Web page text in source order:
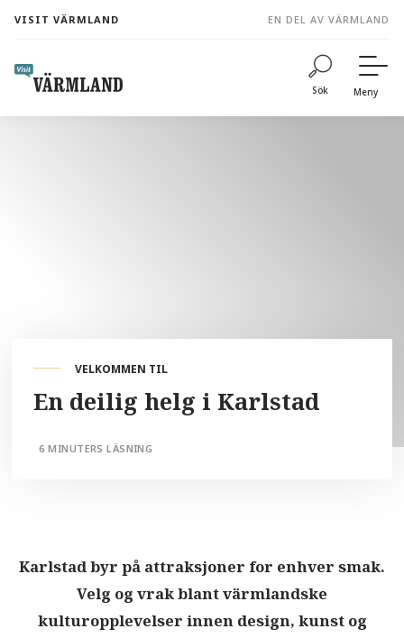
content
VISIT VÄRMLAND EN DEL AV VÄRMLAND
Sök Meny
VELKOMMEN TIL
En deilig helg i Karlstad
6 MINUTERS LÄSNING
Karlstad byr på attraksjoner for enhver smak.
Velg og vrak blant värmlandske
kulturopplevelser innen design, kunst og